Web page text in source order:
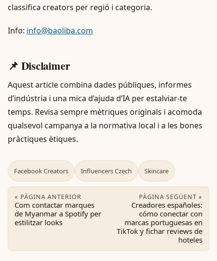
classifica creators per regió i categoria.
Info: info@baoliba.com
📌 Disclaimer
Aquest article combina dades públiques, informes
d’indústria i una mica d’ajuda d’IA per estalviar-te
temps. Revisa sempre mètriques originals i acomoda
qualsevol campanya a la normativa local i a les bones
pràctiques ètiques.
Facebook Creators Influencers Czech Skincare
« PÀGINA ANTERIOR
Com contactar marques
de Myanmar a Spotify per
estilitzar looks
PÀGINA SEGÜENT »
Creadores españoles:
cómo conectar con
marcas portuguesas en
TikTok y fichar reviews de
hoteles